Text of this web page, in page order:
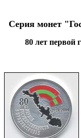
Серия монет
80 лет первой